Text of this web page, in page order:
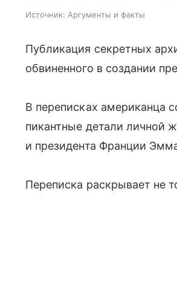
Источник: Аргументы и факты
Публикация секретных
обвиненного в создании
В переписках американца
пикантные детали личной
и президента Франции
Переписка раскрывает не